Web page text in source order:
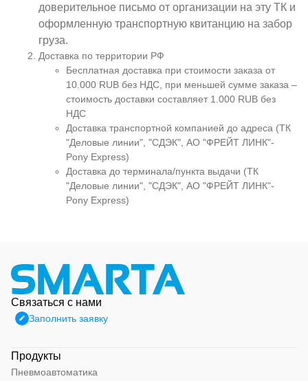
доверительное письмо от организации на эту ТК и
оформленную транспортную квитанцию на забор
груза.
Доставка по территории РФ
Бесплатная доставка при стоимости заказа от
10.000 RUB без НДС, при меньшей сумме заказа –
стоимость доставки составляет 1.000 RUB без
НДС
Доставка транспортной компанией до адреса (ТК
"Деловые линии", "СДЭК", АО "ФРЕЙТ ЛИНК"-
Pony Express)
Доставка до терминала/пункта выдачи (ТК
"Деловые линии", "СДЭК", АО "ФРЕЙТ ЛИНК"-
Pony Express)
Связаться с нами
Заполнить заявку
Продукты
Пневмоавтоматика